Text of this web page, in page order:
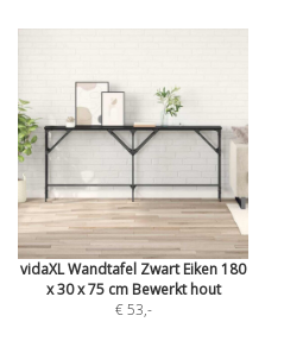
vidaXL Wandtafel Zwart Eiken 180
x 30 x 75 cm Bewerkt hout
€ 53,-